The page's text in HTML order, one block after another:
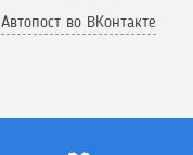
Автопост во ВКонтакте